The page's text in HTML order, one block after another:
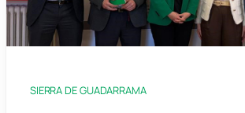
SIERRA DE GUADARRAMA